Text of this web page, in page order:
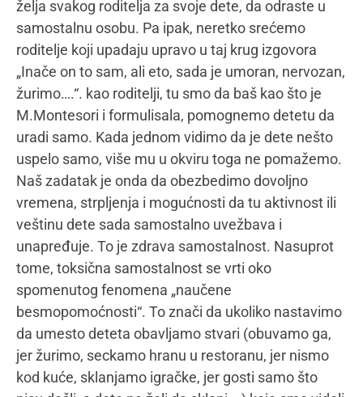
nisu došli, a dete ne želi da skloni….) koje smo videli
da ono samo ume, dete će vremenom biti uvučeno
u tzv. naučenu bespomoćnost, odnosno, prestaće
da radi samo ono što je do tada radilo, verujući da
mama ume bolje i prestaće i da se trudi nove stvari
da uči samostalno da obavlja. To je toksična
samostalnost i nesvesno je roditelji primenjuju i
kako dete možemo da naučimo da bude
samostalno i moćno, jednako možemo da ga
naučimo i da bude nesamostalno i bespomoćno.
Mamacom&ja: Najčešće roditeljske greške?
Jasenka Lazić:Do sada sam navela već nekoliko
najčešćih greški, primećenih kroz praksu. Što se
ostalih tiče, prilično je nezahvalno govoriti o tome,
jer svakog čoveka, a roditelja sa dodatnom ulogom
i odgovornošću pogotovu, tvore između ostalog i
greške. Ja volim da verujem i gledam na to da svaki